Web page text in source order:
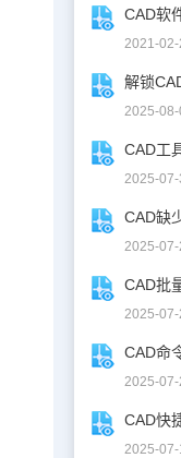
CAD软
2021-
2025-
2025-
2025-
2025-
2025-
2025-